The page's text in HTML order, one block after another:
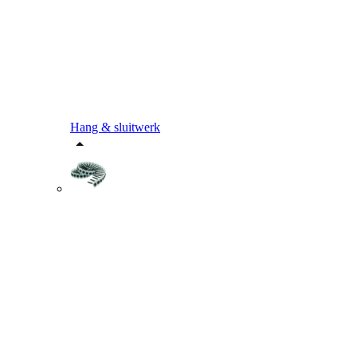
Hang & sluitwerk